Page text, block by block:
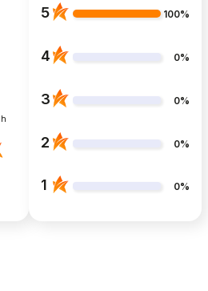
5 100%
4 0%
3 0%
2 0%
1 0%